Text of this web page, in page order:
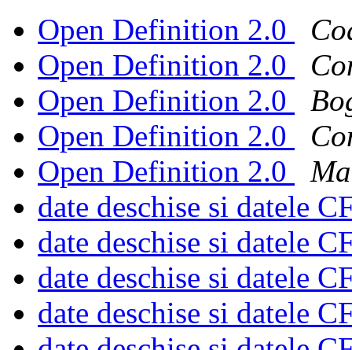
Open Definition 2.0
Open Definition 2.0
Open Definition 2.0
Open Definition 2.0
Open Definition 2.0
date deschise si datele
date deschise si datele
date deschise si datele
date deschise si datele